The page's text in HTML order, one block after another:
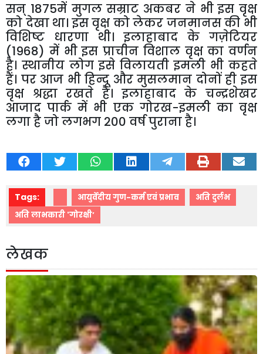
सन् 1875में मुगल सम्राट अकबर ने भी इस वृक्ष
को देखा था। इस वृक्ष को लेकर जनमानस की भी
विशिष्ट धारणा थी। इलाहाबाद के गज़ेटियर
(1968) में भी इस प्राचीन विशाल वृक्ष का वर्णन
है। स्थानीय लोग इसे विलायती इमली भी कहते
हैं। पर आज भी हिन्दू और मुसलमान दोनों ही इस
वृक्ष श्रद्धा रखते हैं। इलाहाबाद के चन्द्रशेखर
आजाद पार्क में भी एक गोरख-इमली का वृक्ष
लगा है जो लगभग 200 वर्ष पुराना है।
Tags: आयुर्वेदीय गुण-कर्म एवं प्रभाव
अति दुर्लभ
अति लाभकारी 'गोरक्षी’
लेखक